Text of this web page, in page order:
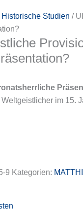
Historische Studien /
im 15.
9 Kategorien: